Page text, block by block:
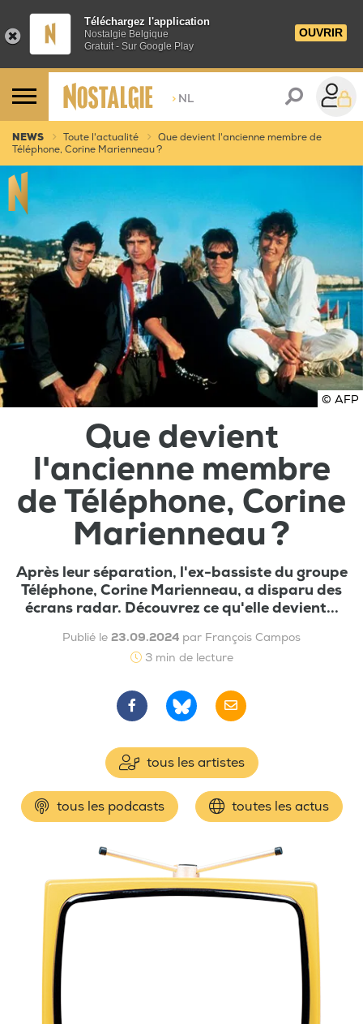
Téléchargez l'application
Nostalgie Belgique
Gratuit - Sur Google Play
OUVRIR
> NL
NEWS Toute l'actualité
Que devient l'ancienne membre de
Téléphone, Corine Marienneau ?
© AFP
Que devient
l'ancienne membre
de Téléphone, Corine
Marienneau ?
Après leur séparation, l'ex-bassiste du groupe
Téléphone, Corine Marienneau, a disparu des
écrans radar. Découvrez ce qu'elle devient...
Publié le 23.09.2024 par François Campos
3 min de lecture
tous les artistes
tous les podcasts toutes les actus